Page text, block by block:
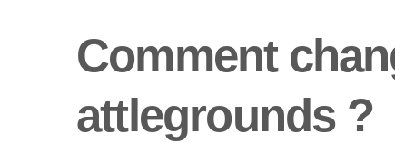
Comment
attlegrounds ?